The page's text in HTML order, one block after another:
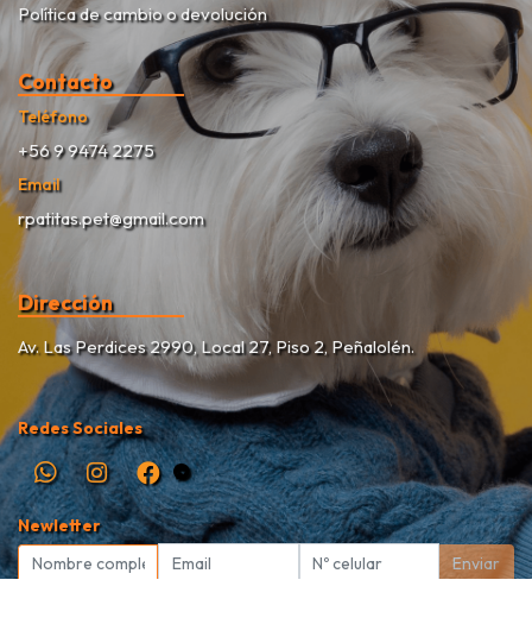
Política de cambio o devolución
Contacto
Teléfono
+56 9 9474 2275
Email
rpatitas.pet@gmail.com
Dirección
Av. Las Perdices 2990, Local 27, Piso 2, Peñalolén.
Redes Sociales
Newletter
Enviar